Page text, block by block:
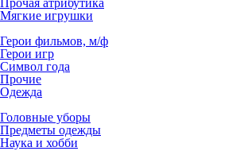
Прочая атрибутика
Мягкие игрушки
Герои фильмов, м/ф
Герои игр
Символ года
Прочие
Одежда
Головные уборы
Предметы одежды
Наука и хобби